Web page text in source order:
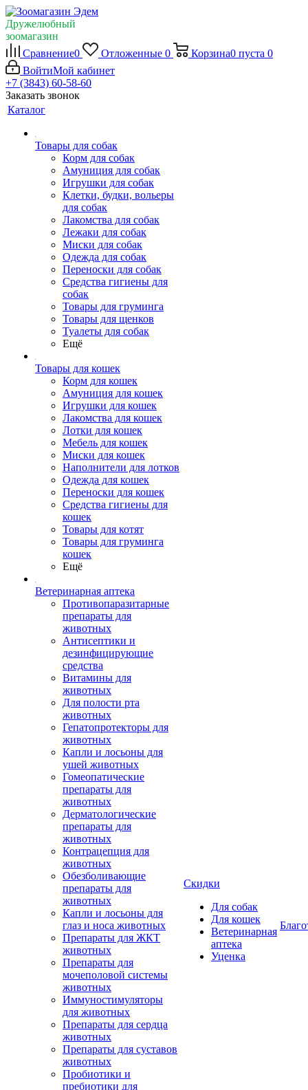
Дружелюбный
зоомагазин
Сравнение0 Отложенные 0 Корзина0 пуста 0
ВойтиМой кабинет
+7 (3843) 60-58-60
Заказать звонок
Каталог
Товары для собак
Корм для собак
Амуниция для собак
Игрушки для собак
Клетки, будки, вольеры
для собак
Лакомства для собак
Лежаки для собак
Миски для собак
Одежда для собак
Переноски для собак
Средства гигиены для
собак
Товары для груминга
Товары для щенков
Туалеты для собак
Ещё
Товары для кошек
Корм для кошек
Амуниция для кошек
Игрушки для кошек
Лакомства для кошек
Лотки для кошек
Мебель для кошек
Миски для кошек
Наполнители для лотков
Одежда для кошек
Переноски для кошек
Средства гигиены для
кошек
Товары для котят
Товары для груминга
кошек
Ещё
Ветеринарная аптека
Противопаразитарные
препараты для
животных
Антисептики и
дезинфицирующие
средства
Витамины для
животных
Для полости рта
животных
Гепатопротекторы для
животных
Капли и лосьоны для
ушей животных
Гомеопатические
препараты для
животных
Дерматологические
препараты для
животных
Контрацепция для
животных
Обезболивающие
препараты для
животных
Капли и лосьоны для
глаз и носа животных
Препараты для ЖКТ
животных
Препараты для
мочеполовой системы
животных
Иммуностимуляторы
для животных
Препараты для сердца
животных
Препараты для суставов
животных
Пробиотики и
пребиотики для
Скидки
Для собак
Для кошек
Ветеринарная
аптека
Уценка